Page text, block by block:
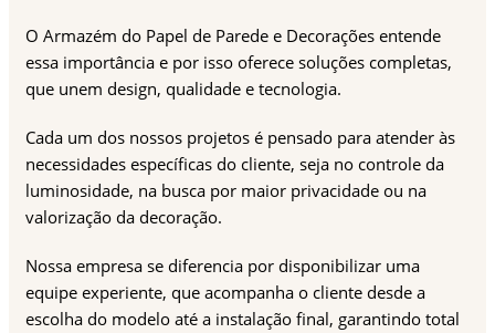
O Armazém do Papel de Parede e Decorações entende
essa importância e por isso oferece soluções completas,
que unem design, qualidade e tecnologia.
Cada um dos nossos projetos é pensado para atender às
necessidades específicas do cliente, seja no controle da
luminosidade, na busca por maior privacidade ou na
valorização da decoração.
Nossa empresa se diferencia por disponibilizar uma
equipe experiente, que acompanha o cliente desde a
escolha do modelo até a instalação final, garantindo total